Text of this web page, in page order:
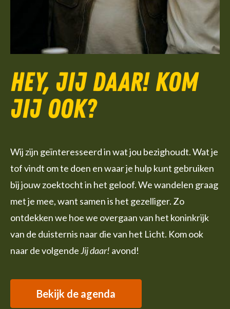
Hey, jij daar! Kom
jij ook?
Wij zijn geïnteresseerd in wat jou bezighoudt. Wat je
tof vindt om te doen en waar je hulp kunt gebruiken
bij jouw zoektocht in het geloof. We wandelen graag
met je mee, want samen is het gezelliger. Zo
ontdekken we hoe we overgaan van het koninkrijk
van de duisternis naar die van het Licht. Kom ook
naar de volgendeJij daar! avond!
Bekijk de agenda